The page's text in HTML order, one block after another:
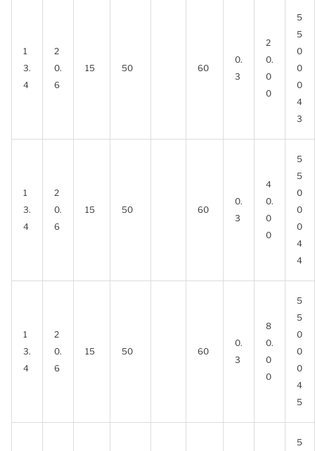
1
3.
4
2
0.
6
15 50 60
0.
3
2
0.
0
0
5
5
0
0
0
4
3
1
3.
4
2
0.
6
15 50 60
0.
3
4
0.
0
0
5
5
0
0
0
4
4
1
3.
4
2
0.
6
15 50 60
0.
3
8
0.
0
0
5
5
0
0
0
4
5
5